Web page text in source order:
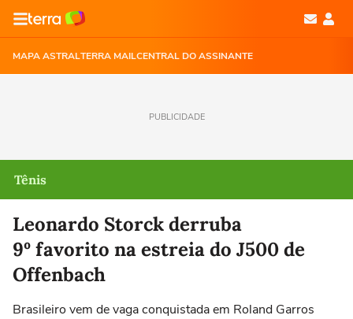
MAPA ASTRALTERRA MAILCENTRAL DO ASSINANTE
PUBLICIDADE
Tênis
Leonardo Storck derruba
9º favorito na estreia do J500 de
Offenbach
Brasileiro vem de vaga conquistada em Roland Garros